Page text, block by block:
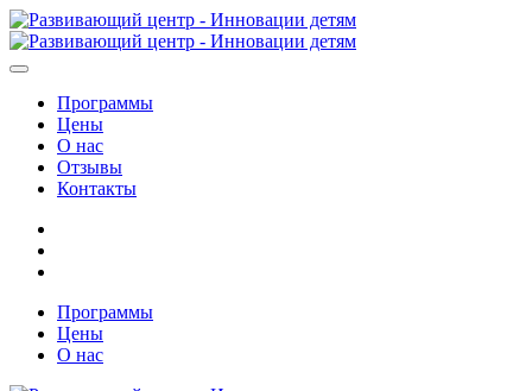
Программы
Цены
О нас
Отзывы
Контакты
Программы
Цены
О нас